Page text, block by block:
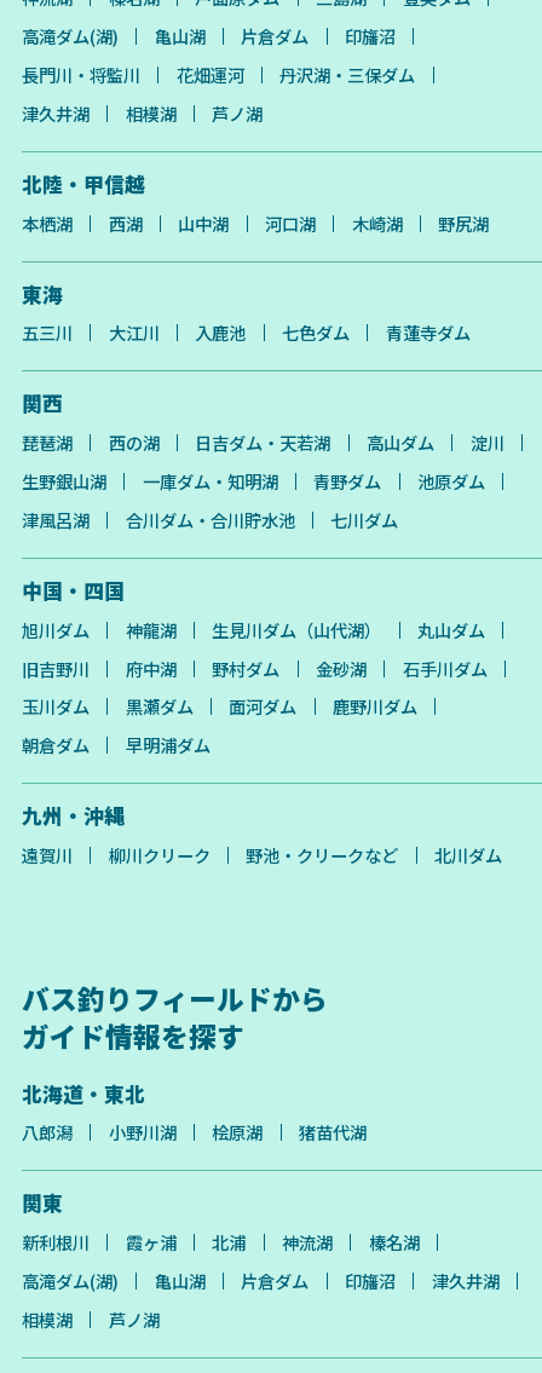
高滝ダム(湖)
亀山湖 片倉ダム
印旛沼
長門川・将監川
花畑運河
丹沢湖・三保ダム
津久井湖
相模湖 芦ノ湖
北陸・甲信越
本栖湖 西湖 山中湖 河口湖 木崎湖 野尻湖
東海
五三川 大江川 入鹿池 七色ダム 青蓮寺ダム
関西
琵琶湖 西の湖 日吉ダム・天若湖 高山ダム
淀川
生野銀山湖
一庫ダム・知明湖 青野ダム
池原ダム
津風呂湖
合川ダム・合川貯水池 七川ダム
中国・四国
旭川ダム 神龍湖 生見川ダム（山代湖）
丸山ダム
旧吉野川
府中湖 野村ダム 金砂湖
石手川ダム
玉川ダム
黒瀬ダム 面河ダム
鹿野川ダム
朝倉ダム
早明浦ダム
九州・沖縄
遠賀川 柳川クリーク 野池・クリークなど 北川ダム
バス釣りフィールドから
ガイド情報を探す
北海道・東北
八郎潟 小野川湖 桧原湖 猪苗代湖
関東
新利根川 霞ヶ浦 北浦 神流湖
榛名湖
高滝ダム(湖)
亀山湖 片倉ダム 印旛沼
津久井湖
相模湖
芦ノ湖